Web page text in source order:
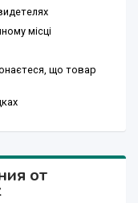
місці
що товар
от